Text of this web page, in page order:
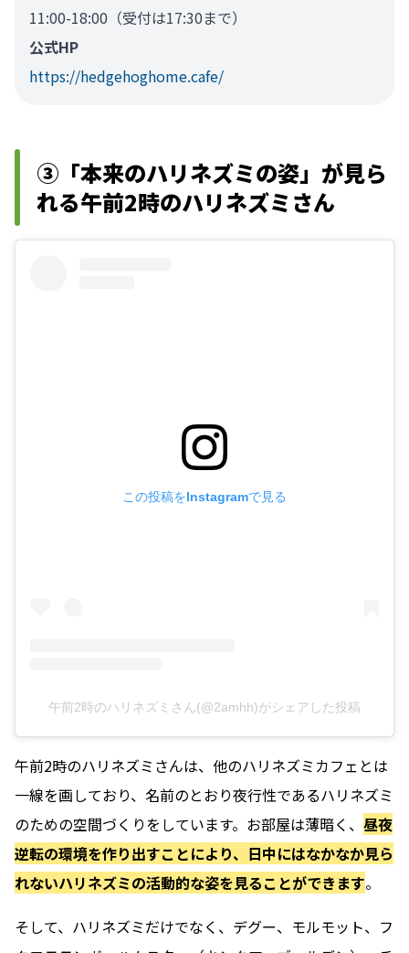
11:00-18:00（受付は17:30まで）
公式HP
https://hedgehoghome.cafe/
③「本来のハリネズミの姿」が見ら
れる午前2時のハリネズミさん
この投稿をInstagramで見る
午前2時のハリネズミさん(@2amhh)がシェアした投稿
午前2時のハリネズミさんは、他のハリネズミカフェとは
一線を画しており、名前のとおり夜行性であるハリネズミ
のための空間づくりをしています。お部屋は薄暗く、 昼夜
逆転の環境を作り出すことにより、日中にはなかなか見ら
れないハリネズミの活動的な姿を見ることができます。
そして、ハリネズミだけでなく、デグー、モルモット、フ